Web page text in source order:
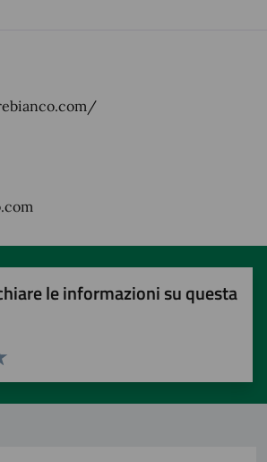
le informazioni su questa
5 stelle su 5
4 stelle su 5
su 5
su 5